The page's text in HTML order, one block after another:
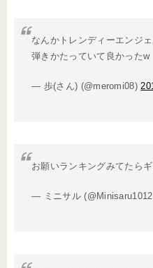
なんかトレンディーエンジ
弾きかたっていて良かったw
— 歩(さん) (@meromi08)
お願いランキングみてたら
— ミニサル